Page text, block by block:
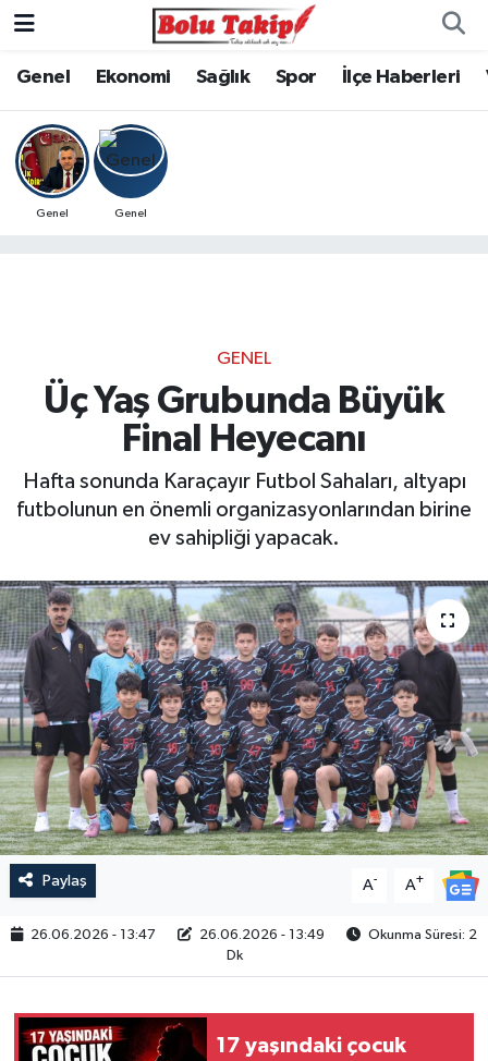
Genel Ekonomi Sağlık Spor İlçe Haberleri
Genel Genel
GENEL
Üç Yaş Grubunda Büyük
Final Heyecanı
Hafta sonunda Karaçayır Futbol Sahaları, altyapı
futbolunun en önemli organizasyonlarından birine
ev sahipliği yapacak.
Paylaş A- A+
26.06.2026 - 13:47 26.06.2026 - 13:49
Okunma Süresi: 2
Dk
17 yaşındaki çocuk